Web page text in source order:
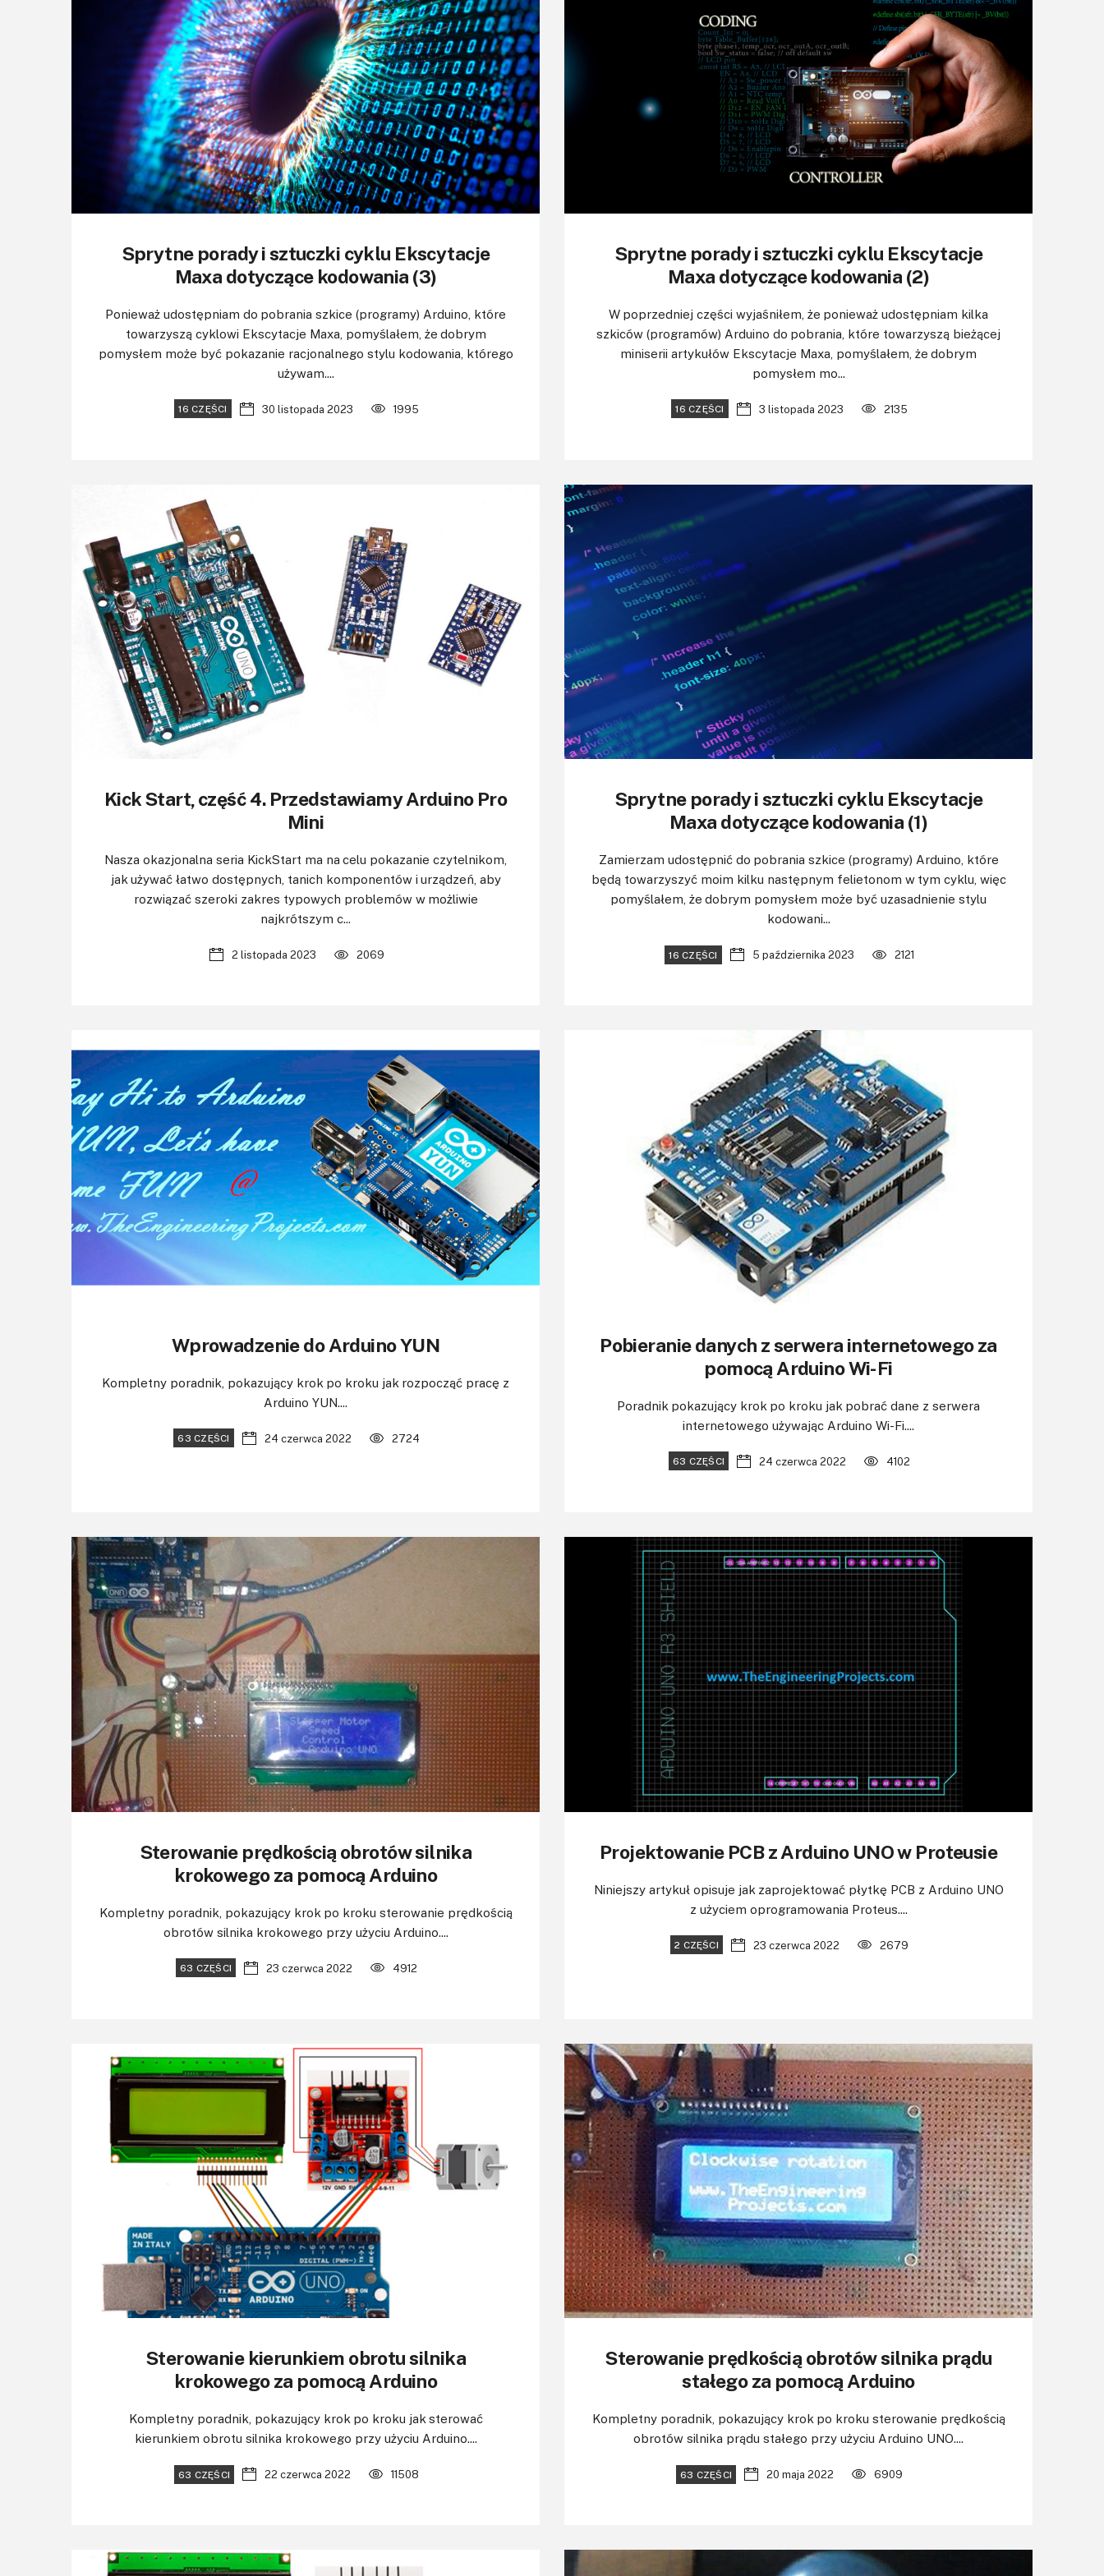
Kontakt
Newsletter
Magazyny
Archiwum
Sprytne porady i sztuczki cyklu Ekscytacje
Maxa dotyczące kodowania (3)
Ponieważ udostępniam do pobrania szkice (programy) Arduino, które
towarzyszą cyklowi Ekscytacje Maxa, pomyślałem, że dobrym
pomysłem może być pokazanie racjonalnego stylu kodowania, którego
używam....
16 CZĘŚCI 30 listopada 2023 1995
Sprytne porady i sztuczki cyklu Ekscytacje
Maxa dotyczące kodowania (2)
W poprzedniej części wyjaśniłem, że ponieważ udostępniam kilka
szkiców (programów) Arduino do pobrania, które towarzyszą bieżącej
miniserii artykułów Ekscytacje Maxa, pomyślałem, że dobrym
pomysłem mo...
16 CZĘŚCI 3 listopada 2023 2135
Kick Start, część 4. Przedstawiamy Arduino Pro
Mini
Nasza okazjonalna seria KickStart ma na celu pokazanie czytelnikom,
jak używać łatwo dostępnych, tanich komponentów i urządzeń, aby
rozwiązać szeroki zakres typowych problemów w możliwie
najkrótszym c...
2 listopada 2023 2069
Sprytne porady i sztuczki cyklu Ekscytacje
Maxa dotyczące kodowania (1)
Zamierzam udostępnić do pobrania szkice (programy) Arduino, które
będą towarzyszyć moim kilku następnym felietonom w tym cyklu, więc
pomyślałem, że dobrym pomysłem może być uzasadnienie stylu
kodowani...
16 CZĘŚCI 5 października 2023 2121
Wprowadzenie do Arduino YUN
Kompletny poradnik, pokazujący krok po kroku jak rozpocząć pracę z
Arduino YUN....
63 CZĘŚCI 24 czerwca 2022 2724
Pobieranie danych z serwera internetowego za
pomocą Arduino Wi-Fi
Poradnik pokazujący krok po kroku jak pobrać dane z serwera
internetowego używając Arduino Wi-Fi....
63 CZĘŚCI 24 czerwca 2022 4102
Sterowanie prędkością obrotów silnika
krokowego za pomocą Arduino
Kompletny poradnik, pokazujący krok po kroku sterowanie prędkością
obrotów silnika krokowego przy użyciu Arduino....
63 CZĘŚCI 23 czerwca 2022 4912
Projektowanie PCB z Arduino UNO w Proteusie
Niniejszy artykuł opisuje jak zaprojektować płytkę PCB z Arduino UNO
z użyciem oprogramowania Proteus....
2 CZĘŚCI 23 czerwca 2022 2679
Sterowanie kierunkiem obrotu silnika
krokowego za pomocą Arduino
Kompletny poradnik, pokazujący krok po kroku jak sterować
kierunkiem obrotu silnika krokowego przy użyciu Arduino....
63 CZĘŚCI 22 czerwca 2022 11508
Sterowanie prędkością obrotów silnika prądu
stałego za pomocą Arduino
Kompletny poradnik, pokazujący krok po kroku sterowanie prędkością
obrotów silnika prądu stałego przy użyciu Arduino UNO....
63 CZĘŚCI 20 maja 2022 6909